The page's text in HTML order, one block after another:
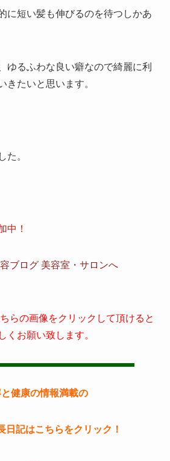
に短い髪も伸びるのを待つしかあ
ゆるふわな良い癖なので綺麗に利
きたいと思います。
た。
中！
らの画像をクリックして頂けると
くお願い致します。
健康の情報満載の
日記はこちらをクリック！